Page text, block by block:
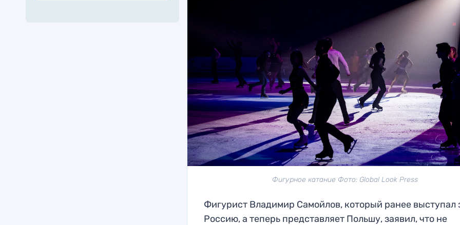
Фигурное катание Фото: Global Look Press
Фигурист Владимир Самойлов, который ранее выступал
Россию, а теперь представляет Польшу, заявил, что не